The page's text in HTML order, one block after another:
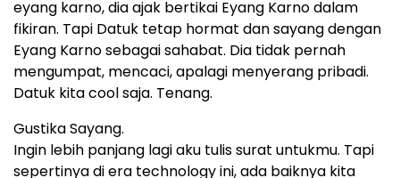
eyang karno, dia ajak bertikai Eyang Karno dalam
fikiran. Tapi Datuk tetap hormat dan sayang dengan
Eyang Karno sebagai sahabat. Dia tidak pernah
mengumpat, mencaci, apalagi menyerang pribadi.
Datuk kita cool saja. Tenang.
Gustika Sayang.
Ingin lebih panjang lagi aku tulis surat untukmu. Tapi
sepertinya di era technology ini, ada baiknya kita